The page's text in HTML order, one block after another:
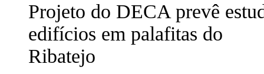
Projeto do DECA prevê
edifícios em palafitas do
Ribatejo